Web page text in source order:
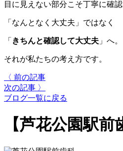
目に見えない部分こそ丁寧に確
「なんとなく大丈夫」ではなく
「 きちんと確認して大丈夫 」へ。
それが私たちの考え方です。
〈 前の記事
次の記事 〉
ブログ一覧に戻る
【芦花公園駅